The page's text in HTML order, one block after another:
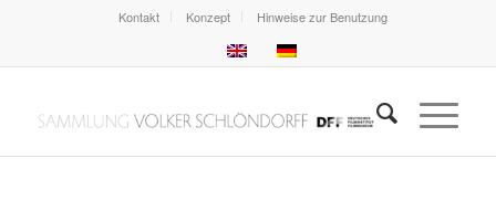
Kontakt Konzept Hinweise zur Benutzung